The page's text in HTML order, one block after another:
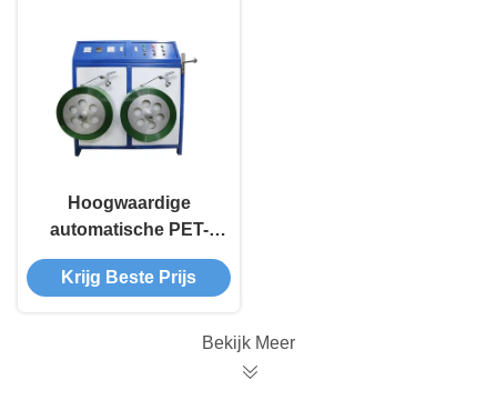
Hoogwaardige
automatische PET-
bandwinding
Krijg Beste Prijs
Bekijk Meer